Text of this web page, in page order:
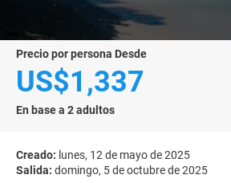
precio por persona Desde
US$1,337
En base a 2 adultos
Creado: lunes, 12 de mayo de 2025
Salida: domingo, 5 de octubre de 2025